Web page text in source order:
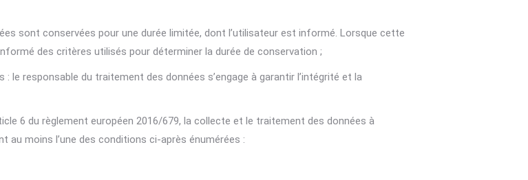
sont conservées pour une durée limitée, dont l’utilisateur est informé. Lorsque cette
des critères utilisés pour déterminer la durée de conservation ;
responsable du traitement des données s’engage à garantir l’intégrité et la
6 du règlement européen 2016/679, la collecte et le traitement des données à
au moins l’une des conditions ci-après énumérées :